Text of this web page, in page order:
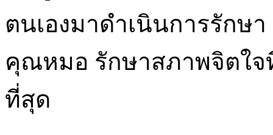
ตนเองมาดำเนินการรักษ
คุณหมอ รักษาสภาพจิตใจ
ที่สุด